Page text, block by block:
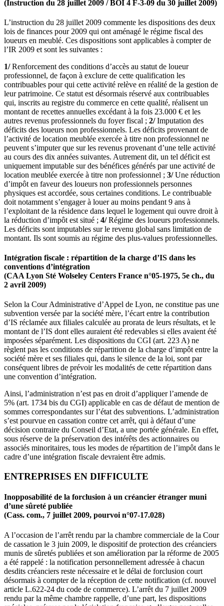
(Instruction du 28 juillet 2009 / BOI 4 F-3-09 du 30 juillet 2009)
L’instruction du 28 juillet 2009 commente les dispositions des deux
lois de finances pour 2009 qui ont aménagé le régime fiscal des
loueurs en meublé. Ces dispositions sont applicables à compter de
l’IR 2009 et sont les suivantes :
1/Renforcement des conditions d’accès au statut de loueur
professionnel, de façon à exclure de cette qualification les
contribuables pour qui cette activité relève en réalité de la gestion de
leur patrimoine. Ce statut est désormais réservé aux contribuables
qui, inscrits au registre du commerce en cette qualité, réalisent un
montant de recettes annuelles excédant à la fois 23.000 € et les
autres revenus professionnels du foyer fiscal ; 2/Imputation des
déficits des loueurs non professionnels. Les déficits provenant de
l’activité de location meublée exercée à titre non professionnel ne
peuvent s’imputer que sur les revenus provenant d’une telle activité
au cours des dix années suivantes. Autrement dit, un tel déficit est
uniquement imputable sur des bénéfices générés par une activité de
location meublée exercée à titre non professionnel ; 3/Une réduction
d’impôt en faveur des loueurs non professionnels personnes
physiques est accordée, sous certaines conditions. Le contribuable
doit notamment s’engager à louer au moins pendant 9 ans à
l’exploitant de la résidence dans lequel le logement qui ouvre droit à
la réduction d’impôt est situé ; 4/Régime des loueurs professionnels.
Les déficits sont imputables sur le revenu global sans limitation de
montant. Ils sont soumis au régime des plus-values professionnelles.
Intégration fiscale : répartition de la charge d’IS dans les
conventions d’intégration
(CAA Lyon Sté Wolseley Centers France n°05-1975, 5e ch., du
2 avril 2009)
Selon la Cour Administrative d’Appel de Lyon, ne constitue pas une
subvention versée par la société mère, l’écart entre la contribution
d’IS réclamée aux filiales calculée au prorata de leurs résultats, et le
montant de l’IS dont elles auraient été redevables si elles avaient été
imposées séparément. Les dispositions du CGI (art. 223 A) ne
règlent pas les conditions de répartition de la charge d’impôt entre la
société mère et ses filiales qui, dans le silence de la loi, sont par
conséquent libres de prévoir les modalités de cette répartition dans
une convention d’intégration.
Ainsi, l’administration n’est pas en droit d’appliquer l’amende de
5% (art. 1734 bis du CGI) applicable en cas de défaut de mention de
sommes correspondantes sur l’état des subventions. L’administration
s’est pourvue en cassation contre cet arrêt, qui à défaut d’une
décision contraire du Conseil d’Etat, a une portée générale. En effet,
sous réserve de la préservation des intérêts des actionnaires ou
associés minoritaires, tous les modes de répartition de l’impôt dans le
cadre d’une intégration fiscale devraient être admis.
ENTREPRISES EN DIFFICULTE
Inopposabilité de la forclusion à un créancier étranger muni
d’une sûreté publiée
(Cass. com., 7 juillet 2009, pourvoi n°07-17.028)
A l’occasion de l’arrêt rendu par la chambre commerciale de la Cour
de cassation le 3 juin 2009, le dispositif de protection des créanciers
munis de sûretés publiées et son amélioration par la réforme de 2005
a été rappelé : la notification personnellement adressée à chacun
desdits créanciers reste nécessaire et le délai de forclusion court
désormais à compter de la réception de cette notification (cf. nouvel
article L.622-24 du code de commerce). L’arrêt du 7 juillet 2009
rendu par la même chambre rappelle, d’une part, les dispositions